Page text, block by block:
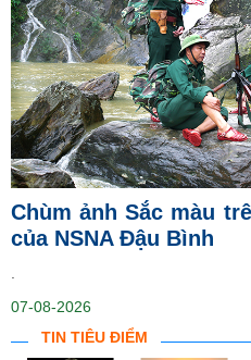
Chùm ảnh Sắc màu
của NSNA Đậu Bình
07-08-2026
TIN TIÊU ĐIỂM